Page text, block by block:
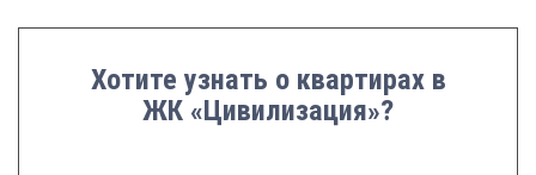
Хотите узнать о квартирах в
ЖК «Цивилизация»?